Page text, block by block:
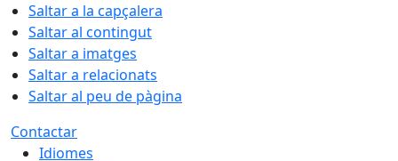
Saltar a la capçalera
Saltar al contingut
Saltar a imatges
Saltar a relacionats
Saltar al peu de pàgina
Contactar
Idiomes